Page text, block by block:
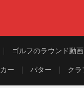
ゴルフのラウンド動画
ー パター クラ